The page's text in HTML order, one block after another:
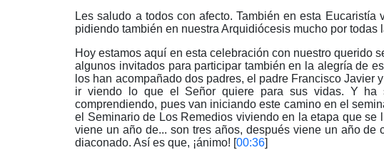
Les saludo a todos con afecto. También en esta
pidiendo también en nuestra Arquidiócesis mucho por todas
Hoy estamos aquí en esta celebración con nuestro querido
algunos invitados para participar también en la alegría de
los han acompañado dos padres, el padre Francisco
ir viendo lo que el Señor quiere para sus vidas. Y ha
comprendiendo, pues van iniciando este camino en el
el Seminario de Los Remedios viviendo en la etapa que
viene un año de... son tres años, después viene un año
diaconado. Así es que, ¡ánimo! [00:36]